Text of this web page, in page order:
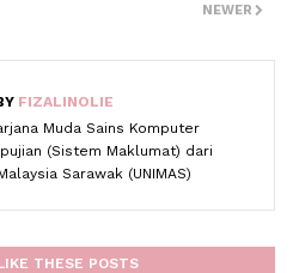
NEWER
FIZALINOLIE
Muda Sains Komputer
(Sistem Maklumat) dari
Sarawak (UNIMAS)
THESE POSTS